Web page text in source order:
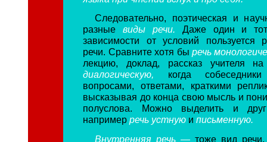
Следовательно, поэтическая и
разныевиды речи. Даже один и
зависимости от условий пользуется
речи. Сравните хотя бы речь
лекцию, доклад, рассказ учителя
диалогическую, когда
вопросами, ответами, краткими
высказывая до конца свою мысль и
полуслова. Можно выделить и
напримерречь устную иписьменную.
Внутренняя речь —тоже вид